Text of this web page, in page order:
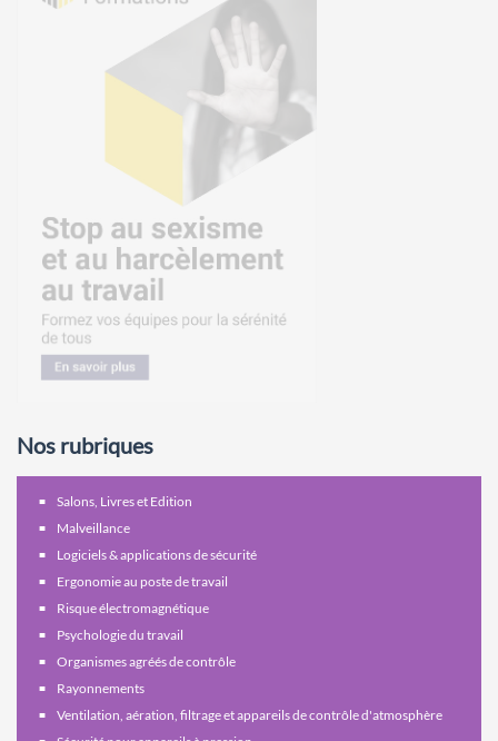
Nos rubriques
Salons, Livres et Edition
Malveillance
Logiciels & applications de sécurité
Ergonomie au poste de travail
Risque électromagnétique
Psychologie du travail
Organismes agréés de contrôle
Rayonnements
Ventilation, aération, filtrage et appareils de contrôle d'atmosphère